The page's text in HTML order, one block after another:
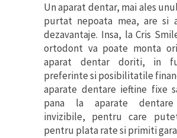
Un aparat dentar, mai ales
purtat nepoata mea, are si
dezavantaje. Insa, la Cris
ortodont va poate monta
aparat dentar doriti, in
preferinte si posibilitatile
aparate dentare ieftine fixe
pana la aparate
invizibile, pentru care
pentru plata rate si primiti